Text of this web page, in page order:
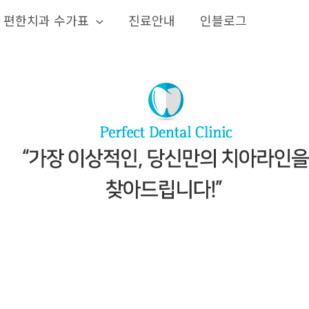
편한치과 수가표 진료안내 인블로그